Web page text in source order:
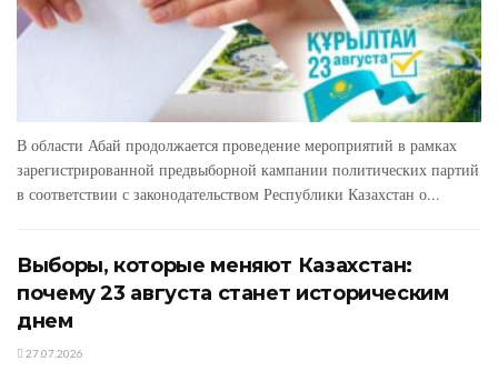
В области Абай продолжается проведение мероприятий в рамках
зарегистрированной предвыборной кампании политических партий
в соответствии с законодательством Республики Казахстан о...
Выборы, которые меняют Казахстан:
почему 23 августа станет историческим
днем
27.07.2026